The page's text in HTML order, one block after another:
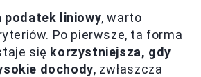
podatek liniowy, warto
Po pierwsze, ta forma
się korzystniejsza, gdy
dochody, zwłaszcza